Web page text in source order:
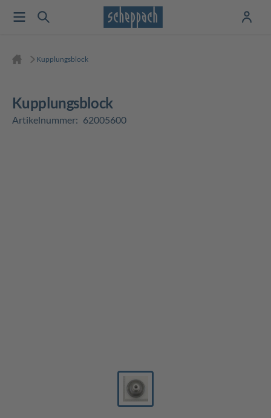
Kupplungsblock
Kupplungsblock
Artikelnummer: 62005600